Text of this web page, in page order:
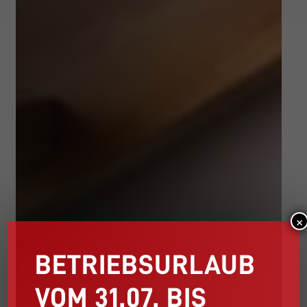
BETRIEBSURLAUB
VOM 31.07. BIS
×